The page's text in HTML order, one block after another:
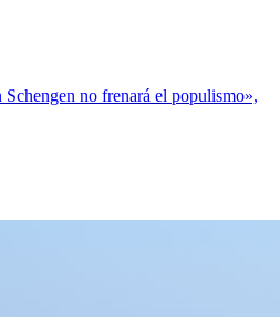
no frenará el populismo»,